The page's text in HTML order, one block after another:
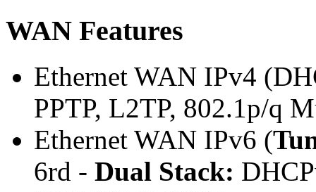
WAN Features
Ethernet WAN IPv4
PPTP, L2TP, 802.1p/q
Ethernet WAN IPv6 (
6rd - Dual Stack: